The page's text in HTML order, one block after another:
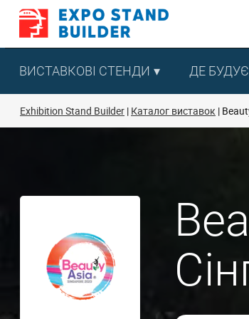
Перейти
змісту
ВИСТАВКОВІ СТЕНДИ ДЕ
Exhibition Stand Builder Каталог виставок